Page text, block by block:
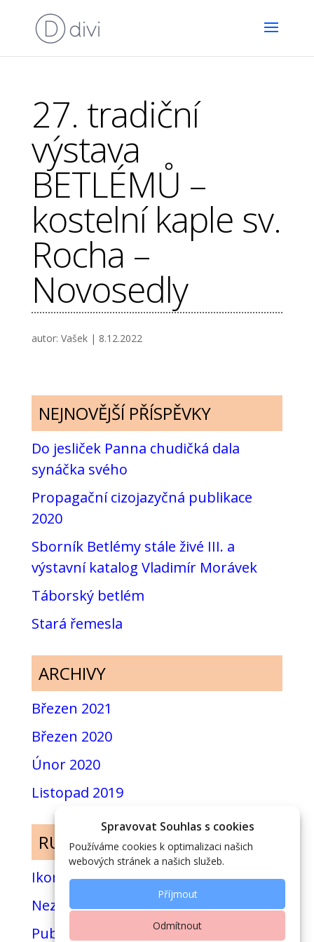
Spravovat Souhlas s cookies
Používáme cookies k optimalizaci našich
webových stránek a našich služeb.
Příjmout
Odmítnout
27. tradiční
výstava
BETLÉMŮ –
kostelní kaple sv.
Rocha –
Novosedly
autor: Vašek| 8.12.2022
NEJNOVĚJŠÍ PŘÍSPĚVKY
Do jesliček Panna chudičká dala
synáčka svého
Propagační cizojazyčná publikace
2020
Sborník Betlémy stále živé III. a
výstavní katalog Vladimír Morávek
Táborský betlém
Stará řemesla
ARCHIVY
Březen 2021
Březen 2020
Únor 2020
Listopad 2019
RUBRIKY
Ikony
Nezařazené
Publikace